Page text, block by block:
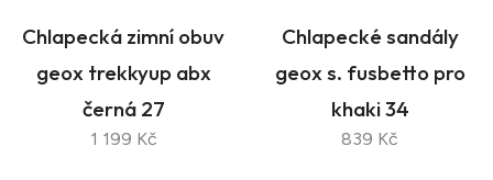
Chlapecká zimní obuv
geox trekkyup abx
černá 27
1 199 Kč
Chlapecké sandály
geox s. fusbetto pro
khaki 34
839 Kč